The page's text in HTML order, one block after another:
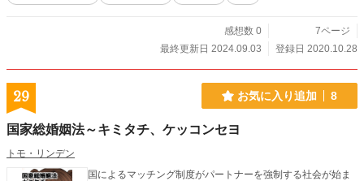
感想数 0
7ページ
最終更新日 2024.09.03
登録日 2020.10.28
29 お気に入り追加 8
国家総婚姻法～キミタチ、ケッコンセヨ
トモ・リンデン
国によるマッチング制度がパートナーを強制する社会が始ま